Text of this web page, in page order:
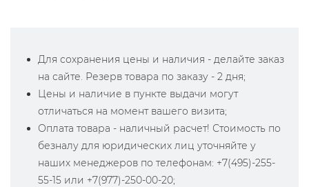
Для сохранения цены и наличия - делайте заказ
на сайте. Резерв товара по заказу - 2 дня;
Цены и наличие в пункте выдачи могут
отличаться на момент вашего визита;
Оплата товара - наличный расчет! Стоимость по
безналу для юридических лиц уточняйте у
наших менеджеров по телефонам: +7(495)-255-
55-15 или +7(977)-250-00-20;